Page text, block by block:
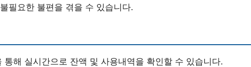
필요한 불편을 겪을 수 있습니다.
통해 실시간으로 잔액 및 사용내역을 확인할 수 있습니다.